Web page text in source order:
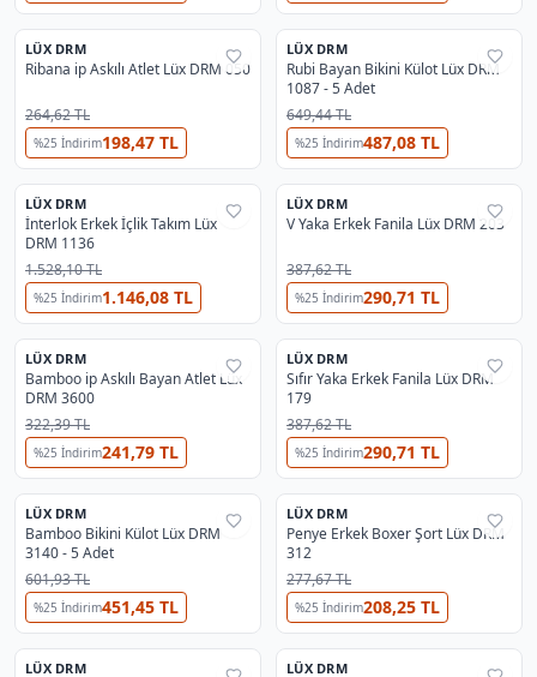
%25
3
LÜX DRM
Ribana ip Askılı Atlet Lüx DRM 050
264,62 TL
%25 İndirim198,47 TL
%35
3
LÜX DRM
Rubi Bayan Bikini Külot Lüx DRM
1087 - 5 Adet
649,44 TL
%25 İndirim487,08 TL
%25
3
LÜX DRM
İnterlok Erkek İçlik Takım Lüx
DRM 1136
1.528,10 TL
%25 İndirim1.146,08 TL
%25
2
LÜX DRM
V Yaka Erkek Fanila Lüx DRM 203
387,62 TL
%25 İndirim290,71 TL
%25
3
LÜX DRM
Bamboo ip Askılı Bayan Atlet Lüx
DRM 3600
322,39 TL
%25 İndirim241,79 TL
%25
2
LÜX DRM
Sıfır Yaka Erkek Fanila Lüx DRM
179
387,62 TL
%25 İndirim290,71 TL
%35
4
LÜX DRM
Bamboo Bikini Külot Lüx DRM
3140 - 5 Adet
601,93 TL
%25 İndirim451,45 TL
%25
LÜX DRM
Penye Erkek Boxer Şort Lüx DRM
312
277,67 TL
%25 İndirim208,25 TL
%35
3
LÜX DRM %25
LÜX DRM